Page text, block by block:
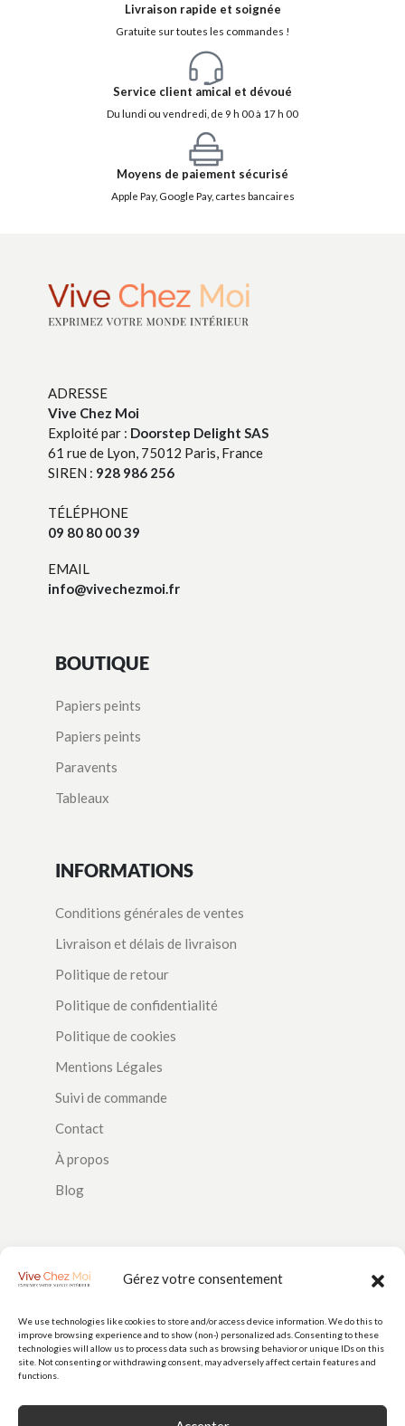
Gérez votre consentement
We use technologies like cookies to store and/or access device information. We do this to
improve browsing experience and to show (non-) personalized ads. Consenting to these
technologies will allow us to process data such as browsing behavior or unique IDs on this
site. Not consenting or withdrawing consent, may adversely affect certain features and
functions.
Livraison rapide et soignée
Gratuite sur toutes les commandes !
Service client amical et dévoué
Du lundi ou vendredi, de 9 h 00 à 17 h 00
Moyens de paiement sécurisé
Apple Pay, Google Pay, cartes bancaires
ADRESSE
Vive Chez Moi
Exploité par : Doorstep Delight SAS
61 rue de Lyon, 75012 Paris, France
SIREN : 928 986 256
TÉLÉPHONE
09 80 80 00 39
EMAIL
info@vivechezmoi.fr
BOUTIQUE
Papiers peints
Papiers peints
Paravents
Tableaux
INFORMATIONS
Conditions générales de ventes
Livraison et délais de livraison
Politique de retour
Politique de confidentialité
Politique de cookies
Mentions Légales
Suivi de commande
Contact
À propos
Blog
PAIEMENTS